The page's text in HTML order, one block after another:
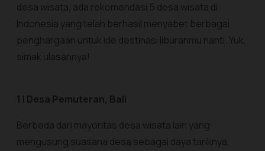
desa wisata, ada rekomendasi 5 desa wisata di
Indonesia yang telah berhasil menyabet berbagai
penghargaan untuk ide destinasi liburanmu nanti. Yuk,
simak ulasannya!
1 | Desa Pemuteran, Bali
Berbeda dari mayoritas desa wisata lain yang
mengusung suasana desa sebagai daya tariknya,